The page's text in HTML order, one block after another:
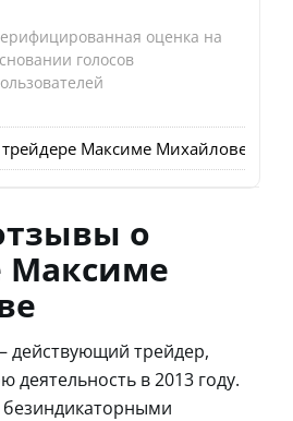
оценка на
голосов
Максиме Михайлове
о
Максиме
действующий трейдер,
деятельность в 2013 году.
безиндикаторными